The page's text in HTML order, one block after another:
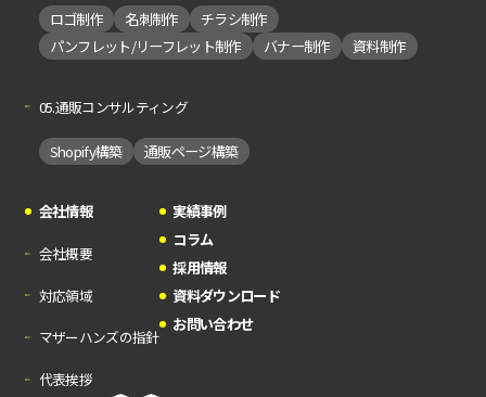
ロゴ制作 名刺制作
チラシ制作
パンフレット/リーフレット制作
バナー制作 資料制作
05.通販コンサルティング
Shopify構築 通販ページ構築
会社情報
会社概要
対応領域
マザーハンズの指針
代表挨拶
実績事例
コラム
採用情報
資料ダウンロード
お問い合わせ